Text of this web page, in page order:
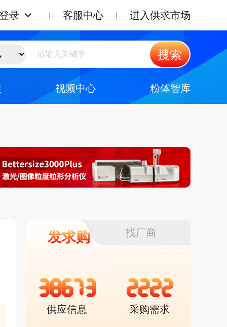
录 客服中心 进入供求市场
搜索
视频中心 粉体智库
发求购 找厂商
38673
供应信息
2222
采购需求